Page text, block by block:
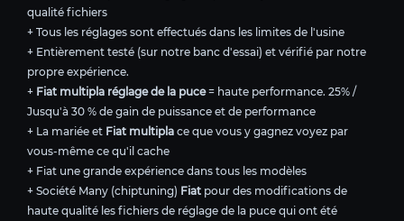
qualité fichiers
+ Tous les réglages sont effectués dans les limites de l'usine
+ Entièrement testé (sur notre banc d'essai) et vérifié par notre
propre expérience.
+ Fiat multipla réglage de la puce= haute performance. 25% /
Jusqu'à 30 % de gain de puissance et de performance
+ La mariée et Fiat multipla ce que vous y gagnez voyez par
vous-même ce qu'il cache
+ Fiat une grande expérience dans tous les modèles
+ Société Many (chiptuning) Fiat pour des modifications de
haute qualité les fichiers de réglage de la puce qui ont été